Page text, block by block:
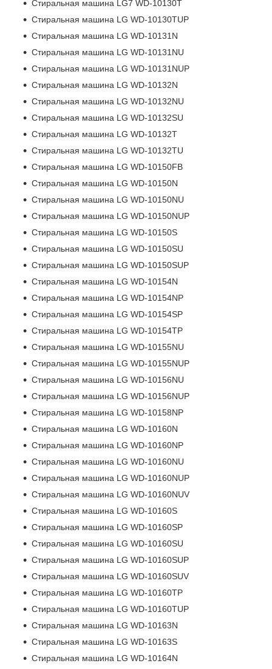
Стиральная машина LG7 WD-10130T
Стиральная машина LG WD-10130TUP
Стиральная машина LG WD-10131N
Стиральная машина LG WD-10131NU
Стиральная машина LG WD-10131NUP
Стиральная машина LG WD-10132N
Стиральная машина LG WD-10132NU
Стиральная машина LG WD-10132SU
Стиральная машина LG WD-10132T
Стиральная машина LG WD-10132TU
Стиральная машина LG WD-10150FB
Стиральная машина LG WD-10150N
Стиральная машина LG WD-10150NU
Стиральная машина LG WD-10150NUP
Стиральная машина LG WD-10150S
Стиральная машина LG WD-10150SU
Стиральная машина LG WD-10150SUP
Стиральная машина LG WD-10154N
Стиральная машина LG WD-10154NP
Стиральная машина LG WD-10154SP
Стиральная машина LG WD-10154TP
Стиральная машина LG WD-10155NU
Стиральная машина LG WD-10155NUP
Стиральная машина LG WD-10156NU
Стиральная машина LG WD-10156NUP
Стиральная машина LG WD-10158NP
Стиральная машина LG WD-10160N
Стиральная машина LG WD-10160NP
Стиральная машина LG WD-10160NU
Стиральная машина LG WD-10160NUP
Стиральная машина LG WD-10160NUV
Стиральная машина LG WD-10160S
Стиральная машина LG WD-10160SP
Стиральная машина LG WD-10160SU
Стиральная машина LG WD-10160SUP
Стиральная машина LG WD-10160SUV
Стиральная машина LG WD-10160TP
Стиральная машина LG WD-10160TUP
Стиральная машина LG WD-10163N
Стиральная машина LG WD-10163S
Стиральная машина LG WD-10164N